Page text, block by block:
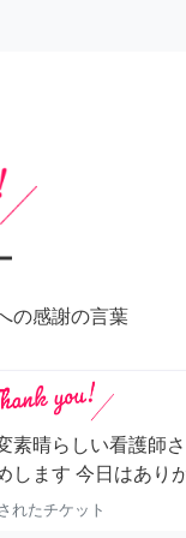
の感謝の言葉
素晴らしい看護師
します 今日はあり
れたチケット